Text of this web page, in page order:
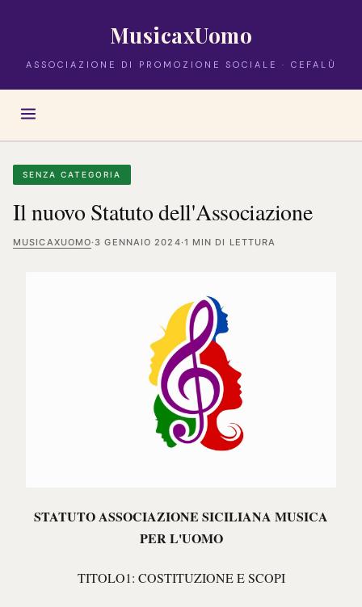
MusicaxUomo
ASSOCIAZIONE DI PROMOZIONE SOCIALE · CEFALÙ
SENZA CATEGORIA
Il nuovo Statuto dell'Associazione
MUSICAXUOMO·3 GENNAIO 2024·1 MIN DI LETTURA
STATUTOASSOCIAZIONE SICILIANA MUSICA
PER L'UOMO
TITOLO1: COSTITUZIONE E SCOPI